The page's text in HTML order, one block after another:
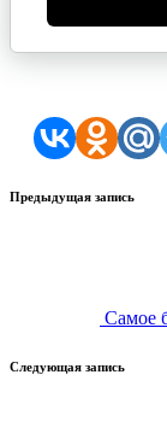
Навигация
Предыдущая запись
Самое
Следующая запись